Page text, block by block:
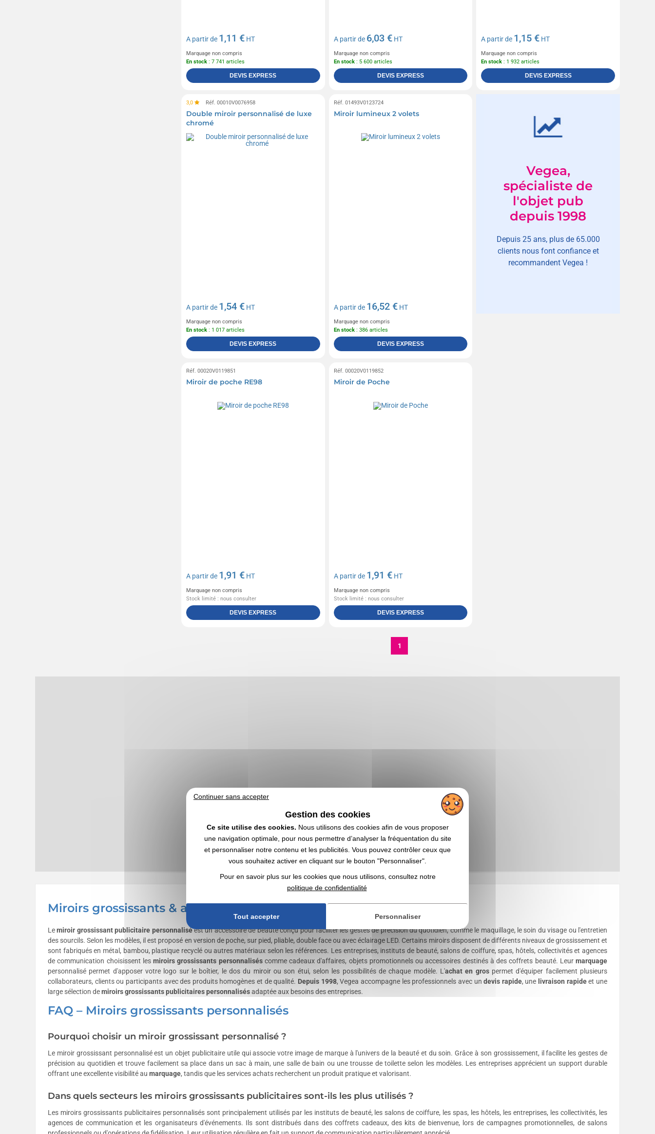
Miroirs grossissants & accessoires de beauté | Achat en gros
Lemiroir grossissant publicitaire personnaliséest un accessoire de beauté conçu pour faciliter les gestes de précision du quotidien, comme le maquillage, le soin du visage ou l'entretien
des sourcils. Selon les modèles, il est proposé en version de poche, sur pied, pliable, double face ou avec éclairage LED. Certains miroirs disposent de différents niveaux de grossissement et
sont fabriqués en métal, bambou, plastique recyclé ou autres matériaux selon les références. Les entreprises, instituts de beauté, salons de coiffure, spas, hôtels, collectivités et agences
de communication choisissent les miroirs grossissants personnaliséscomme cadeaux d'affaires, objets promotionnels ou accessoires destinés à des coffrets beauté. Leur marquage
personnalisé permet d'apposer votre logo sur le boîtier, le dos du miroir ou son étui, selon les possibilités de chaque modèle. L'achat en grospermet d'équiper facilement plusieurs
collaborateurs, clients ou participants avec des produits homogènes et de qualité. Depuis 1998, Vegea accompagne les professionnels avec undevis rapide, une livraison rapideet une
large sélection demiroirs grossissants publicitairespersonnalisésadaptée aux besoins des entreprises.
FAQ – Miroirs grossissants personnalisés
Pourquoi choisir un miroir grossissant personnalisé ?
Le miroir grossissant personnalisé est un objet publicitaire utile qui associe votre image de marque à l'univers de la beauté et du soin. Grâce à son grossissement, il facilite les gestes de
précision au quotidien et trouve facilement sa place dans un sac à main, une salle de bain ou une trousse de toilette selon les modèles. Les entreprises apprécient un support durable
offrant une excellente visibilité au marquage, tandis que les services achats recherchent un produit pratique et valorisant.
Dans quels secteurs les miroirs grossissants publicitaires sont-ils les plus utilisés ?
Les miroirs grossissants publicitaires personnalisés sont principalement utilisés par les instituts de beauté, les salons de coiffure, les spas, les hôtels, les entreprises, les collectivités, les
agences de communication et les organisateurs d'événements. Ils sont distribués dans des coffrets cadeaux, des kits de bienvenue, lors de campagnes promotionnelles, de salons
A partir de 1,11 € HT
Marquage non compris
En stock : 7 741 articles
DEVIS EXPRESS
A partir de 6,03 €HT
Marquage non compris
En stock: 5 600 articles
DEVIS EXPRESS
A partir de 1,15 € HT
Marquage non compris
En stock : 1 932 articles
DEVIS EXPRESS
3,0 Réf. 00010V0076958
Double miroir personnalisé de luxe
chromé
A partir de 1,54 € HT
Marquage non compris
En stock : 1 017 articles
DEVIS EXPRESS
Réf. 01493V0123724
Miroir lumineux 2 volets
A partir de 16,52 €HT
Marquage non compris
En stock: 386 articles
DEVIS EXPRESS
Vegea,
spécialiste de
l'objet pub
depuis 1998
Depuis 25 ans, plus de 65.000
clients nous font confiance et
recommandent Vegea !
Réf. 00020V0119851
Miroir de poche RE98
A partir de 1,91 € HT
Marquage non compris
Stock limité : nous consulter
DEVIS EXPRESS
Réf. 00020V0119852
Miroir de Poche
A partir de 1,91 €HT
Marquage non compris
Stock limité : nous consulter
DEVIS EXPRESS
1
Continuer sans accepter
Gestion des cookies
Ce site utilise des cookies. Nous utilisons des cookies afin de vous proposer
une navigation optimale, pour nous permettre d’analyser la fréquentation du site
et personnaliser notre contenu et les publicités. Vous pouvez contrôler ceux que
vous souhaitez activer en cliquant sur le bouton "Personnaliser".
Pour en savoir plus sur les cookies que nous utilisons, consultez notre
politique de confidentialité
Tout accepter Personnaliser